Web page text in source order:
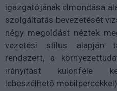
igazgatójának elmondása
szolgáltatás bevezetését
négy megoldást néztek
vezetési stílus alapján
rendszert, a
irányítást különféle
lebeszélhető